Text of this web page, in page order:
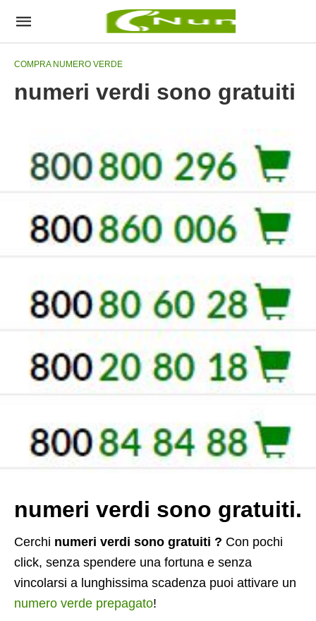
COMPRA NUMERO VERDE
numeri verdi sono gratuiti
numeri verdi sono gratuiti.
Cerchi numeri verdi sono gratuiti ? Con pochi
click, senza spendere una fortuna e senza
vincolarsi a lunghissima scadenza puoi attivare un
numero verde prepagato!